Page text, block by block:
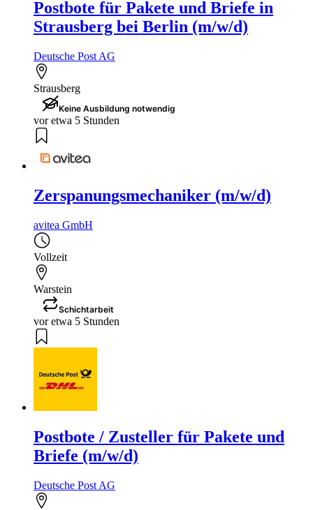
Postbote für Pakete und Briefe in
Strausberg bei Berlin (m/w/d)
Deutsche Post AG
Strausberg
Keine Ausbildung notwendig
vor etwa 5 Stunden
Zerspanungsmechaniker (m/w/d)
avitea GmbH
Vollzeit
Warstein
Schichtarbeit
vor etwa 5 Stunden
Postbote / Zusteller für Pakete und
Briefe (m/w/d)
Deutsche Post AG